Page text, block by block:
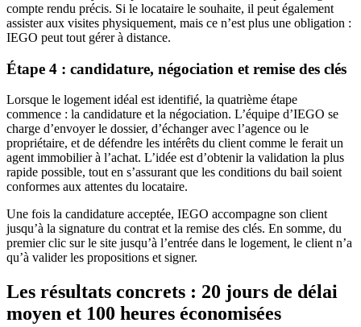
compte rendu précis. Si le locataire le souhaite, il peut également
assister aux visites physiquement, mais ce n’est plus une obligation :
IEGO peut tout gérer à distance.
Étape 4 : candidature, négociation et remise des clés
Lorsque le logement idéal est identifié, la quatrième étape
commence : la candidature et la négociation. L’équipe d’IEGO se
charge d’envoyer le dossier, d’échanger avec l’agence ou le
propriétaire, et de défendre les intérêts du client comme le ferait un
agent immobilier à l’achat. L’idée est d’obtenir la validation la plus
rapide possible, tout en s’assurant que les conditions du bail soient
conformes aux attentes du locataire.
Une fois la candidature acceptée, IEGO accompagne son client
jusqu’à la signature du contrat et la remise des clés. En somme, du
premier clic sur le site jusqu’à l’entrée dans le logement, le client n’a
qu’à valider les propositions et signer.
Les résultats concrets : 20 jours de délai
moyen et 100 heures économisées